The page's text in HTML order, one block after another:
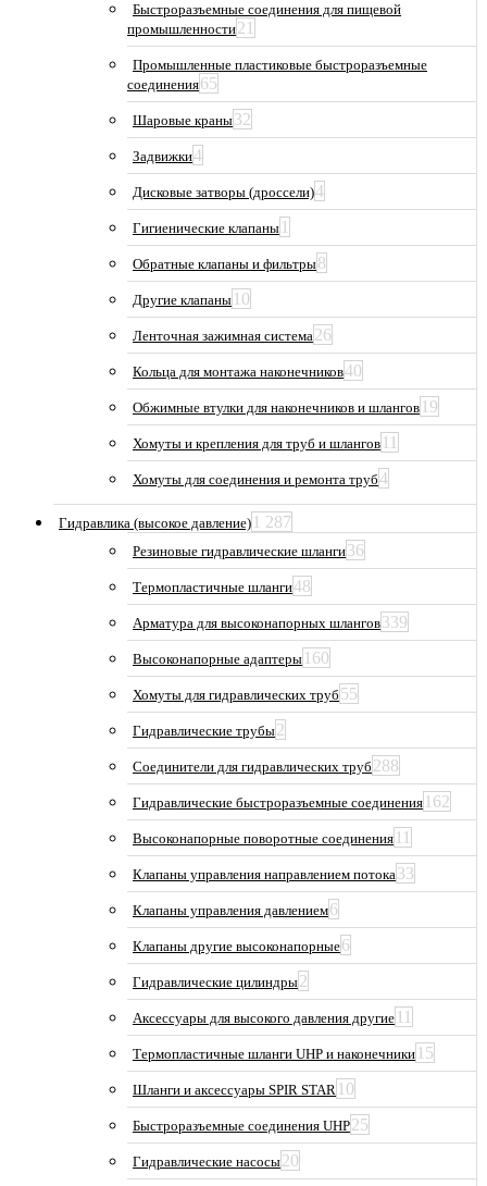
Быстроразъемные соединения для пищевой
промышленности21
Промышленные пластиковые быстроразъемные
соединения65
Шаровые краны32
Задвижки4
Дисковые затворы (дроссели)4
Гигиенические клапаны 1
Обратные клапаны и фильтры8
Другие клапаны 10
Ленточная зажимная система26
Кольца для монтажа наконечников40
Обжимные втулки для наконечников и шлангов 19
Хомуты и крепления для труб и шлангов 11
Хомуты для соединения и ремонта труб4
Гидравлика (высокое давление) 1 287
Резиновые гидравлические шланги36
Термопластичные шланги48
Арматура для высоконапорных шлангов339
Высоконапорные адаптеры 160
Хомуты для гидравлических труб 55
Гидравлические трубы2
Соединители для гидравлических труб 288
Гидравлические быстроразъемные соединения 162
Высоконапорные поворотные соединения 11
Клапаны управления направлением потока33
Клапаны управления давлением6
Клапаны другие высоконапорные6
Гидравлические цилиндры2
Аксессуары для высокого давления другие 11
Термопластичные шланги UHP и наконечники 15
Шланги и аксессуары SPIR STAR 10
Быстроразъемные соединения UHP25
Гидравлические насосы20